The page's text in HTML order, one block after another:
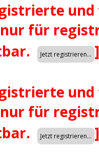
für
]
für
]